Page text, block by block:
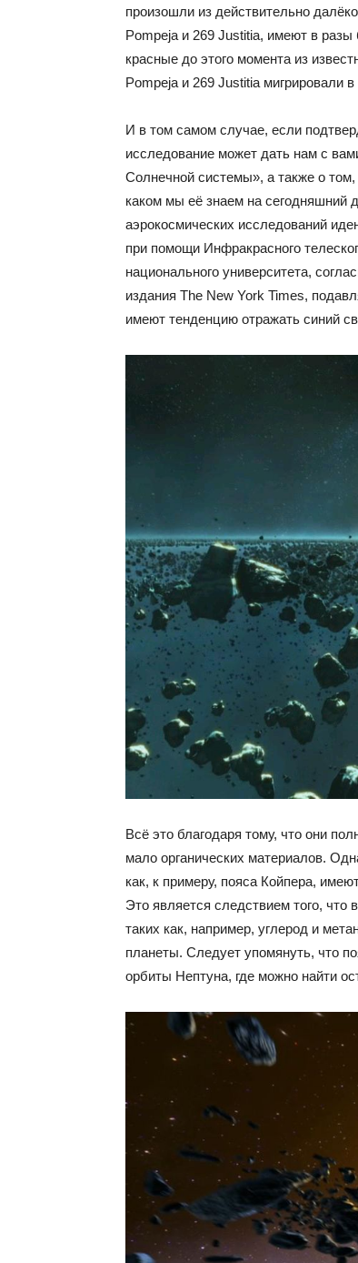
произошли из действительно
Pompeja и 269 Justitia, имеют в
красные до этого момента из
Pompeja и 269 Justitia мигрировали
И в том самом случае, если
исследование может дать нам с
Солнечной системы», а также о
каком мы её знаем на сегодняшний
аэрокосмических исследований
при помощи Инфракрасного
национального университета,
издания The New York Times,
имеют тенденцию отражать синий
Всё это благодаря тому, что они
мало органических материалов.
как, к примеру, пояса Койпера,
Это является следствием того, что
таких как, например, углерод и
планеты. Следует упомянуть, что
орбиты Нептуна, где можно найти